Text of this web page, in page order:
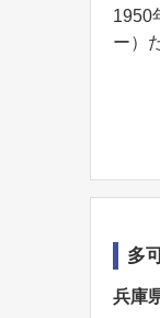
1950
ー）
多
兵庫